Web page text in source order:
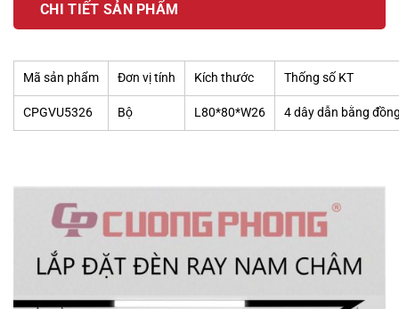
CHI TIẾT SẢN PHẨM
Mã sản phẩm Đơn vị tính Kích thước Thống số KT
CPGVU5326 Bộ L80*80*W26 4 dây dẫn bằng